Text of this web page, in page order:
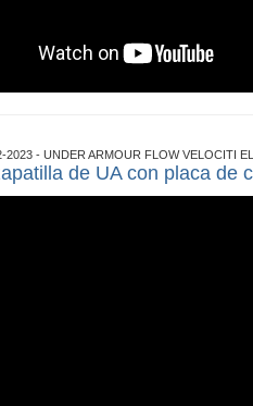
2023 - UNDER ARMOUR FLOW VELOCITI
de UA con placa de